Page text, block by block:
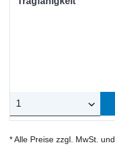
* Alle Preise zzgl. MwSt. und